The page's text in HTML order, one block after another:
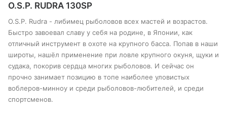
несколько
вариантов.
Опции
можно
выбрать
на
странице
товара
O.S.P. RUDRA 130SP
O.S.P. Rudra - либимец рыболовов всех мастей и возрастов.
Быстро завоевал славу у себя на родине, в Японии, как
отличный инструмент в охоте на крупного басса. Попав в наши
широты, нашёл применение при ловле крупного окуня, щуки и
судака, покорив сердца многих рыболовов. И сейчас он
прочно занимает позицию в топе наиболее уловистых
воблеров-минноу и среди рыболовов-любителей, и среди
спортсменов.